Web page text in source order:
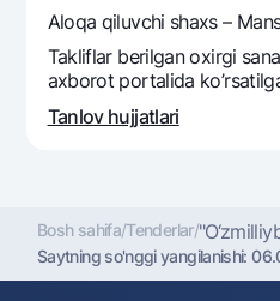
Ko'p beriladigan
Sayt bo‘yicha
Qidirish
Foydali havolalar
Ko'p beriladigan savollar
Matbuot markazi
Aloqa qiluvchi shaxs –
Takliflar berilgan oxirgi
axborot portalida
Tanlov hujjatlari
Bosh sahifa/Tenderlar/
Saytning so'nggi yangilanishi: